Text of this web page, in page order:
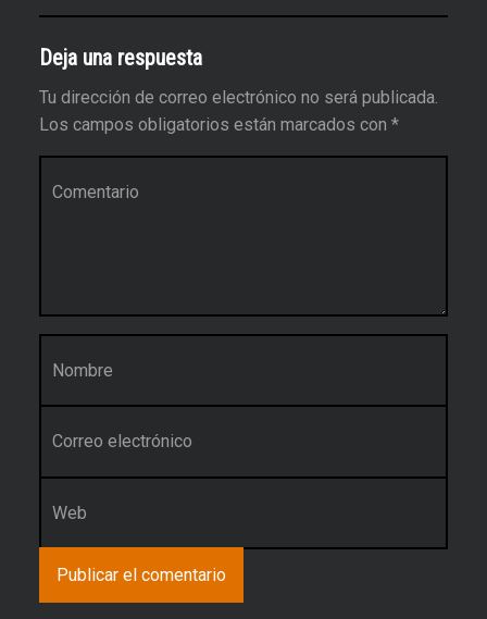
Deja una respuesta
Tu dirección de correo electrónico no será publicada.
Los campos obligatorios están marcados con *
Nombre
*
Web